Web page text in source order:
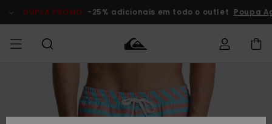
do
DUPLA PROMO -25% adicionais em todo o outlet Poupa
MENINO
Homem
Neve
Homem
Homem
encomenda